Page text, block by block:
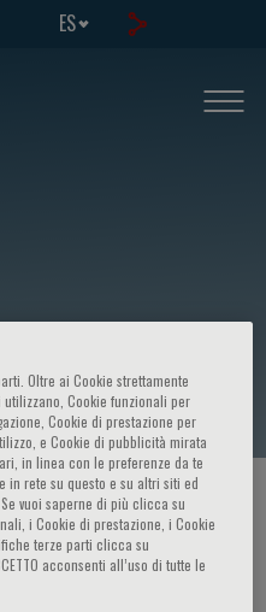
ES
/ ORADOR
Oltre ai Cookie strettamente
Cookie funzionali per
Cookie di prestazione per
e Cookie di pubblicità mirata
in linea con le preferenze da te
in rete su questo e su altri siti ed
vuoi saperne di più clicca su
i Cookie di prestazione, i Cookie
terze parti clicca su
acconsenti all’uso di tutte le